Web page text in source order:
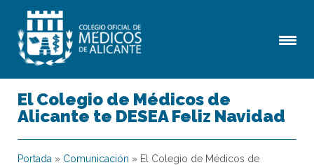
El Colegio de Médicos de
Alicante te DESEA Feliz Navidad
Portada » Comunicación » El Colegio de Médicos de